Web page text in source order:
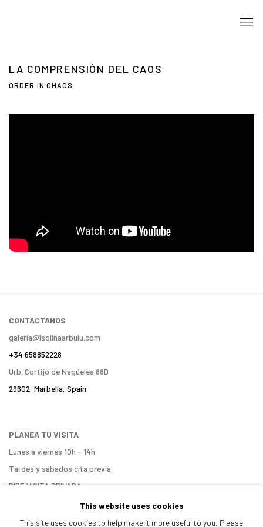
LA COMPRENSIÓN DEL CAOS
ORDER IN CHAOS
CONTACTANOS
galeria@isolinaarbulu.com
+34 658852228
Urb. Cortijo de Nagüeles 88D
29602, Marbella, Spain
PLANEA TU VISITA
Lunes a viernes 10h - 14h
Tardes y sábados cita previa
PIDE VISITA PRIVADA
This website uses cookies
This site uses cookies to help make it more useful to you. Please